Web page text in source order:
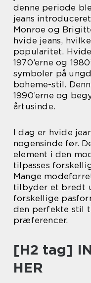
denne periode
jeans
Monroe og
hvide jeans,
popularitet.
1970’erne og
symboler på
boheme-stil.
1990’erne og
årtusinde.
I dag er hvide
nogensinde før.
element i den
tilpasses
Mange
tilbyder et bredt
forskellige
den perfekte stil
præferencer.
[H2 tag]
HER